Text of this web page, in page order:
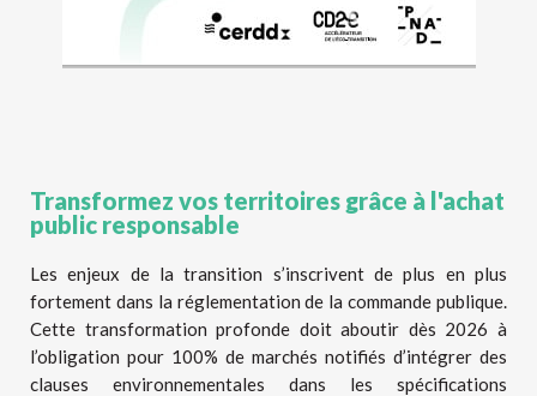
Transformez vos territoires grâce à l'achat
public responsable
Les enjeux de la transition s’inscrivent de plus en plus
fortement dans la réglementation de la commande publique.
Cette transformation profonde doit aboutir dès 2026 à
l’obligation pour 100% de marchés notifiés d’intégrer des
clauses environnementales dans les spécifications